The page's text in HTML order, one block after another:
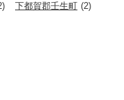
下都賀郡壬生町 (2)